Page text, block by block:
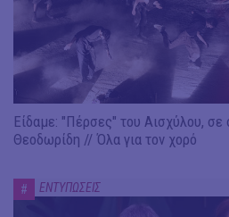
Είδαμε: "Πέρσες" του Αισχύλου, σε
Θεοδωρίδη // Όλα για τον χορό
# ΕΝΤΥΠΩΣΕΙΣ